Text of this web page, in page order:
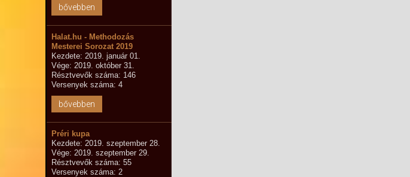
bővebben
Halat.hu - Methodozás
Mesterei Sorozat 2019
Kezdete: 2019. január 01.
Vége: 2019. október 31.
Résztvevők száma: 146
Versenyek száma: 4
bővebben
Préri kupa
Kezdete: 2019. szeptember 28.
Vége: 2019. szeptember 29.
Résztvevők száma: 55
Versenyek száma: 2